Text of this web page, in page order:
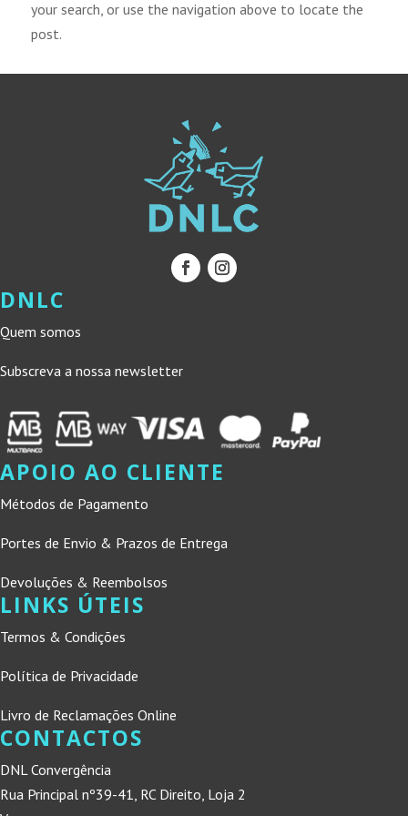
your search, or use the navigation above to locate the
post.
DNLC
Quem somos
Subscreva a nossa newsletter
APOIO AO CLIENTE
Métodos de Pagamento
Portes de Envio & Prazos de Entrega
Devoluções & Reembolsos
LINKS ÚTEIS
Termos & Condições
Política de Privacidade
Livro de Reclamações Online
CONTACTOS
DNL Convergência
Rua Principal nº39-41, RC Direito, Loja 2